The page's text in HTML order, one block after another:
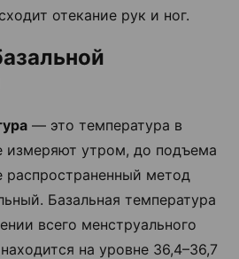
отекание рук и ног.
— это температура в
измеряют утром, до подъема
распространенный метод
Базальная температура
всего менструального
на уровне 36,4–36,7